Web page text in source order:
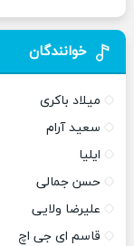
خوانندگان
میلاد باکری
سعید آرام
ایلیا
حسن جمالی
علیرضا ولایی
قاسم ای جی اچ